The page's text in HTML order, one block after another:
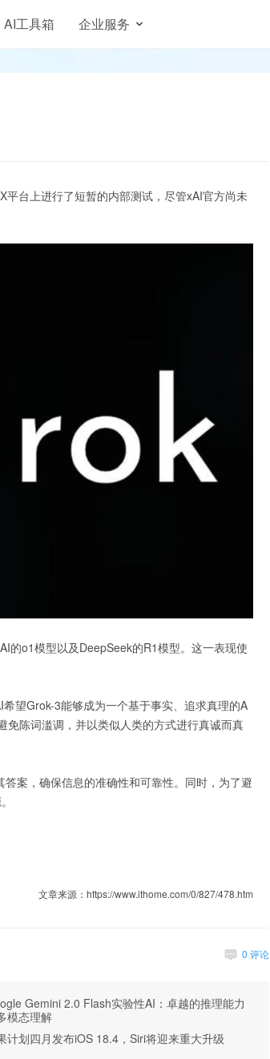
AI工具箱 企业服务
台上进行了短暂的内部测试，尽管xAI官方尚未
的o1模型以及DeepSeek的R1模型。这一表现使
望Grok-3能够成为一个基于事实、追求真理的A
陈词滥调，并以类似人类的方式进行真诚而真
案，确保信息的准确性和可靠性。同时，为了避
文章来源：https://www.ithome.com/0/827/478.htm
0 评论
Gemini 2.0 Flash实验性AI：卓越的推理能力
模态理解
计划四月发布iOS 18.4，Siri将迎来重大升级